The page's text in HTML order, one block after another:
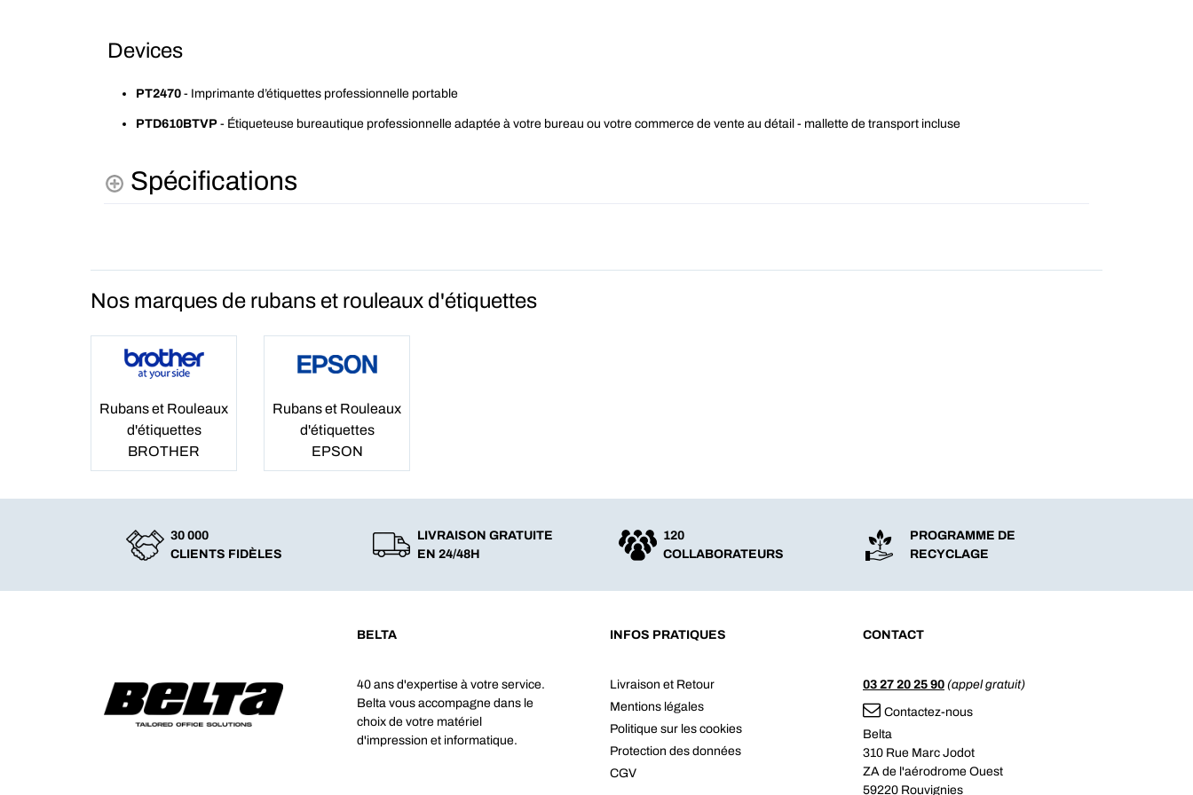
Devices
PT2470 - Imprimante d’étiquettes professionnelle portable
PTD610BTVP - Étiqueteuse bureautique professionnelle adaptée à votre bureau ou votre commerce de vente au détail - mallette de transport incluse
Spécifications
Nos marques de rubans et rouleaux d'étiquettes
Rubans et Rouleaux
d'étiquettes
BROTHER
Rubans et Rouleaux
d'étiquettes
EPSON
30 000
CLIENTS FIDÈLES
LIVRAISON GRATUITE
EN 24/48H
120
COLLABORATEURS
PROGRAMME DE
RECYCLAGE
BELTA
40 ans d'expertise à votre service.
Belta vous accompagne dans le
choix de votre matériel
d'impression et informatique.
INFOS PRATIQUES
Livraison et Retour
Mentions légales
Politique sur les cookies
Protection des données
CGV
CONTACT
03 27 20 25 90 (appel gratuit)
Contactez-nous
Belta
310 Rue Marc Jodot
ZA de l'aérodrome Ouest
59220 Rouvignies